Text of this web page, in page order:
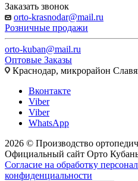
Заказать звонок
orto-krasnodar@mail.ru
Розничные продажи
orto-kuban@mail.ru
Оптовые Заказы
Краснодар, микрорайон
Вконтакте
Viber
Viber
WhatsApp
2026 © Производство
Официальный сайт Орто
Согласие на обработку
конфиденциальности